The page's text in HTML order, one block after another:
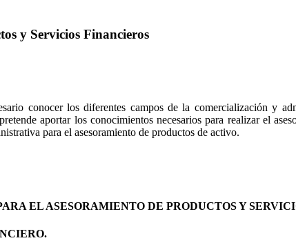
y Servicios Financieros
conocer los diferentes campos de la comercialización y
aportar los conocimientos necesarios para realizar el
para el asesoramiento de productos de activo.
EL ASESORAMIENTO DE PRODUCTOS Y